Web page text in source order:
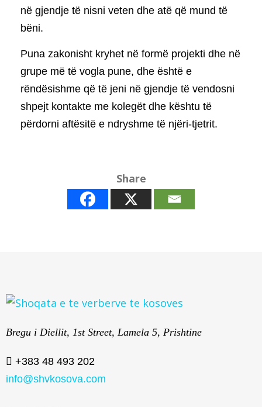
në gjendje të nisni veten dhe atë që mund të
bëni.
Puna zakonisht kryhet në formë projekti dhe në
grupe më të vogla pune, dhe është e
rëndësishme që të jeni në gjendje të vendosni
shpejt kontakte me kolegët dhe kështu të
përdorni aftësitë e ndryshme të njëri-tjetrit.
Share
Bregu i Diellit, 1st Street, Lamela 5, Prishtine
+383 48 493 202
info@shvkosova.com